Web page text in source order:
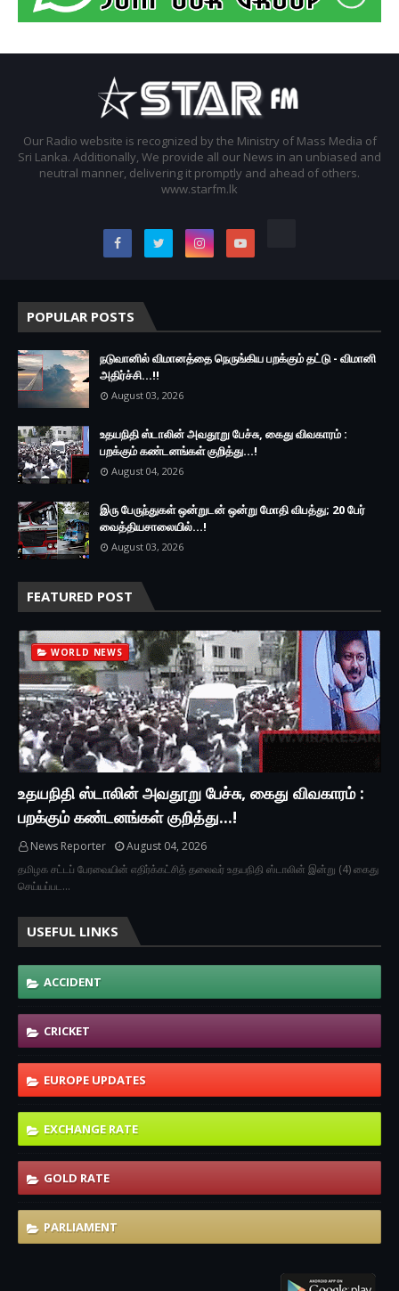
Our Radio website is recognized by the Ministry of Mass Media of
Sri Lanka. Additionally, We provide all our News in an unbiased and
neutral manner, delivering it promptly and ahead of others.
www.starfm.lk
POPULAR POSTS
நடுவானில் விமானத்தை நெருங்கிய பறக்கும் தட்டு - விமானி
அதிர்ச்சி...!!
August 03, 2026
உதயநிதி ஸ்டாலின் அவதூறு பேச்சு, கைது விவகாரம் :
பறக்கும் கண்டனங்கள் குறித்து...!
August 04, 2026
இரு ப‍ேருந்துகள் ஒன்றுடன் ஒன்று மோதி விபத்து; 20 பேர்
வைத்தியசாலையில்...!
August 03, 2026
FEATURED POST
WORLD NEWS
உதயநிதி ஸ்டாலின் அவதூறு பேச்சு, கைது விவகாரம் :
பறக்கும் கண்டனங்கள் குறித்து...!
News Reporter
August 04, 2026
தமிழக சட்டப் பேரவையின் எதிர்க்கட்சித் தலைவர் உதயநிதி ஸ்டாலின் இன்று (4) கைது
செய்யப்பட…
USEFUL LINKS
ACCIDENT
CRICKET
EUROPE UPDATES
EXCHANGE RATE
GOLD RATE
PARLIAMENT